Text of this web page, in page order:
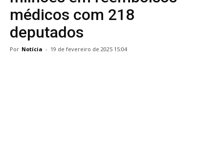
médicos com 218
deputados
Por Notícia - 19 de fevereiro de 2025 15:04